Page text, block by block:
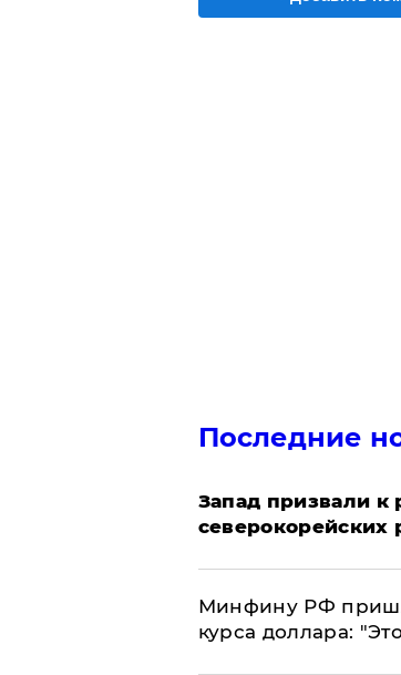
Последние
Запад призвали к
северокорейских
Минфину РФ
курса доллара: